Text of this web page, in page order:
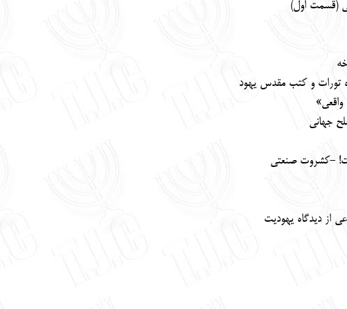
(قسمت اول)
تورات و کتب مقدس یهود
واقعی»
جهانی
-کشروت صنعتی
از دیدگاه یهودیت